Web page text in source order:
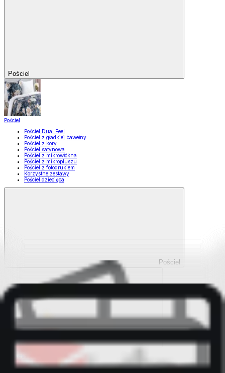
Pościel
Pościel
Pościel Dual Feel
Pościel z gładkiej bawełny
Pościel z kory
Pościel satynowa
Pościel z mikrowłókna
Pościel z mikropluszu
Pościel z fotodrukiem
Korzystne zestawy
Pościel dziecięca
Pościel